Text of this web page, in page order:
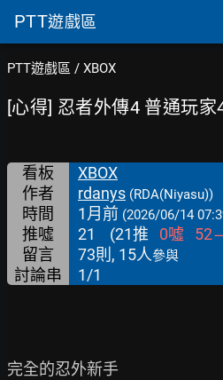
PTT遊戲區
PTT遊戲區 / XBOX
[心得] 忍者外傳4 普通玩家
看板
XBOX
作者
rdanys (RDA(Niyasu))
時間 1月前 (2026/06/14
推噓 21 (21推 0噓 52
留言
73則, 15人參與
討論串 1/1
完全的忍外新手